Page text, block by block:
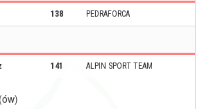
138 PEDRAFORCA
141 ALPIN SPORT TEAM